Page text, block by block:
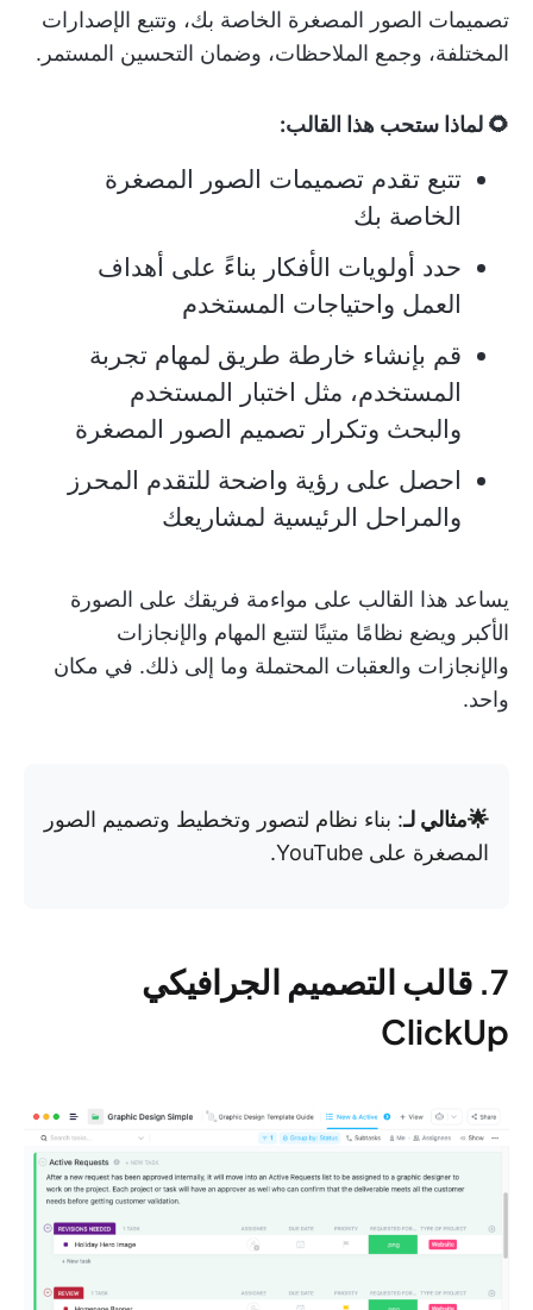
تصميمات الصور المصغرة الخاصة بك، وتتبع الإصدارات
المختلفة، وجمع الملاحظات، وضمان التحسين المستمر.
🌻 لماذا ستحب هذا القالب:
تتبع تقدم تصميمات الصور المصغرة
الخاصة بك
حدد أولويات الأفكار بناءً على أهداف
العمل واحتياجات المستخدم
قم بإنشاء خارطة طريق لمهام تجربة
المستخدم، مثل اختبار المستخدم
والبحث وتكرار تصميم الصور المصغرة
احصل على رؤية واضحة للتقدم المحرز
والمراحل الرئيسية لمشاريعك
يساعد هذا القالب على مواءمة فريقك على الصورة
الأكبر ويضع نظامًا متينًا لتتبع المهام والإنجازات
والإنجازات والعقبات المحتملة وما إلى ذلك. في مكان
واحد.
🌟مثالي لـ: بناء نظام لتصور وتخطيط وتصميم الصور
المصغرة على YouTube.
7. قالب التصميم الجرافيكي
ClickUp